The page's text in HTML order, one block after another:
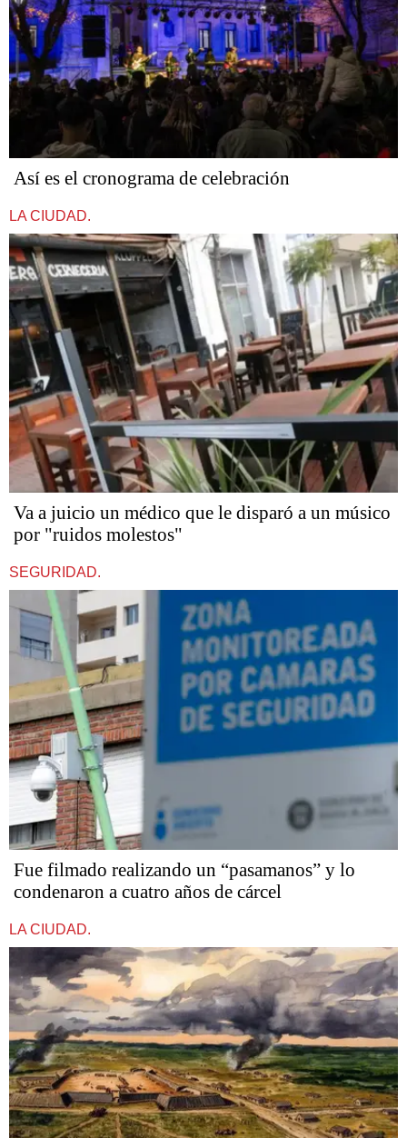
Así es el cronograma de celebración
LA CIUDAD.
Va a juicio un médico que le disparó a un músico
por "ruidos molestos"
SEGURIDAD.
Fue filmado realizando un “pasamanos” y lo
condenaron a cuatro años de cárcel
LA CIUDAD.